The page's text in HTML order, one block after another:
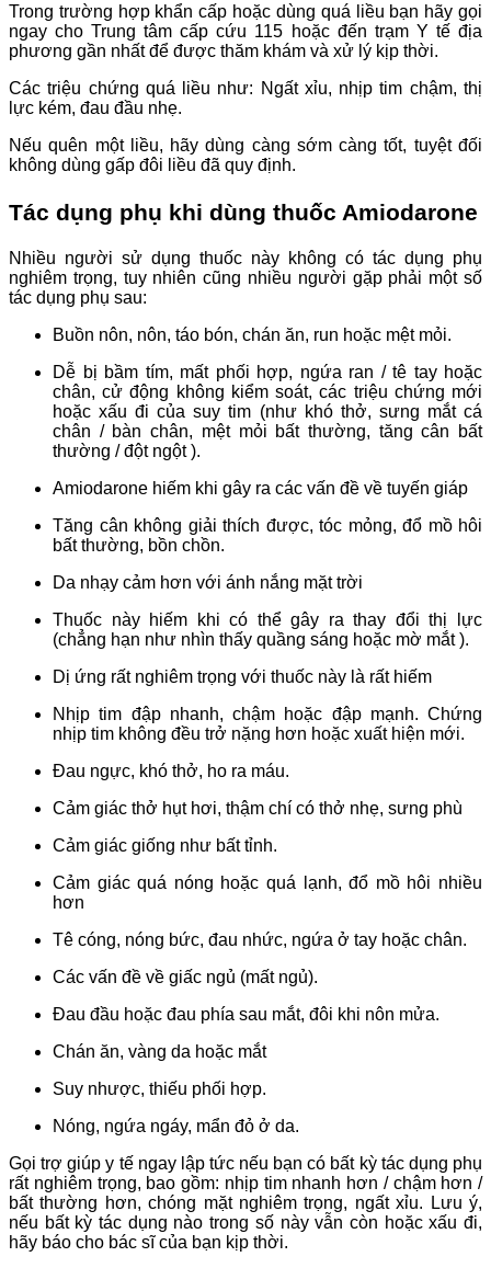
Trong trường hợp khẩn cấp hoặc dùng quá liều bạn hãy gọi
ngay cho Trung tâm cấp cứu 115 hoặc đến trạm Y tế địa
phương gần nhất để được thăm khám và xử lý kịp thời.
Các triệu chứng quá liều như: Ngất xỉu, nhịp tim chậm, thị
lực kém, đau đầu nhẹ.
Nếu quên một liều, hãy dùng càng sớm càng tốt, tuyệt đối
không dùng gấp đôi liều đã quy định.
Tác dụng phụ khi dùng thuốc Amiodarone
Nhiều người sử dụng thuốc này không có tác dụng phụ
nghiêm trọng, tuy nhiên cũng nhiều người gặp phải một số
tác dụng phụ sau:
Buồn nôn, nôn, táo bón, chán ăn, run hoặc mệt mỏi.
Dễ bị bầm tím, mất phối hợp, ngứa ran / tê tay hoặc
chân, cử động không kiểm soát, các triệu chứng mới
hoặc xấu đi của suy tim (như khó thở, sưng mắt cá
chân / bàn chân, mệt mỏi bất thường, tăng cân bất
thường / đột ngột ).
Amiodarone hiếm khi gây ra các vấn đề về tuyến giáp
Tăng cân không giải thích được, tóc mỏng, đổ mồ hôi
bất thường, bồn chồn.
Da nhạy cảm hơn với ánh nắng mặt trời
Thuốc này hiếm khi có thể gây ra thay đổi thị lực
(chẳng hạn như nhìn thấy quầng sáng hoặc mờ mắt ).
Dị ứng rất nghiêm trọng với thuốc này là rất hiếm
Nhịp tim đập nhanh, chậm hoặc đập mạnh. Chứng
nhịp tim không đều trở nặng hơn hoặc xuất hiện mới.
Đau ngực, khó thở, ho ra máu.
Cảm giác thở hụt hơi, thậm chí có thở nhẹ, sưng phù
Cảm giác giống như bất tỉnh.
Cảm giác quá nóng hoặc quá lạnh, đổ mồ hôi nhiều
hơn
Tê cóng, nóng bức, đau nhức, ngứa ở tay hoặc chân.
Các vấn đề về giấc ngủ (mất ngủ).
Đau đầu hoặc đau phía sau mắt, đôi khi nôn mửa.
Chán ăn, vàng da hoặc mắt
Suy nhược, thiếu phối hợp.
Nóng, ngứa ngáy, mẩn đỏ ở da.
Gọi trợ giúp y tế ngay lập tức nếu bạn có bất kỳ tác dụng phụ
rất nghiêm trọng, bao gồm: nhịp tim nhanh hơn / chậm hơn /
bất thường hơn, chóng mặt nghiêm trọng, ngất xỉu. Lưu ý,
nếu bất kỳ tác dụng nào trong số này vẫn còn hoặc xấu đi,
hãy báo cho bác sĩ của bạn kịp thời.